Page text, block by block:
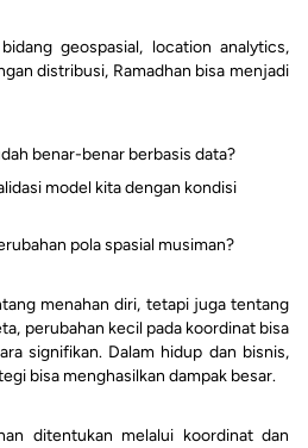
geospasial, location analytics,
distribusi, Ramadhan bisa menjadi
benar-benar berbasis data?
model kita dengan kondisi
pola spasial musiman?
menahan diri, tetapi juga tentang
perubahan kecil pada koordinat bisa
signifikan. Dalam hidup dan bisnis,
bisa menghasilkan dampak besar.
ditentukan melalui koordinat dan